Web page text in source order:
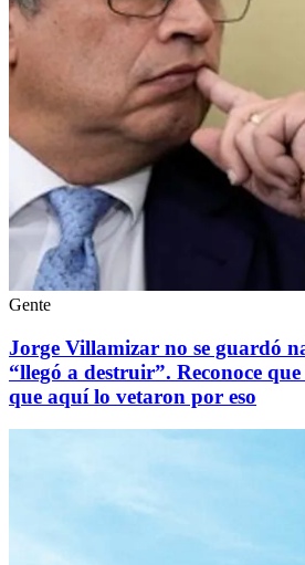
Gente
Jorge Villamizar no se guardó
“llegó a destruir”. Reconoce
que aquí lo vetaron por eso